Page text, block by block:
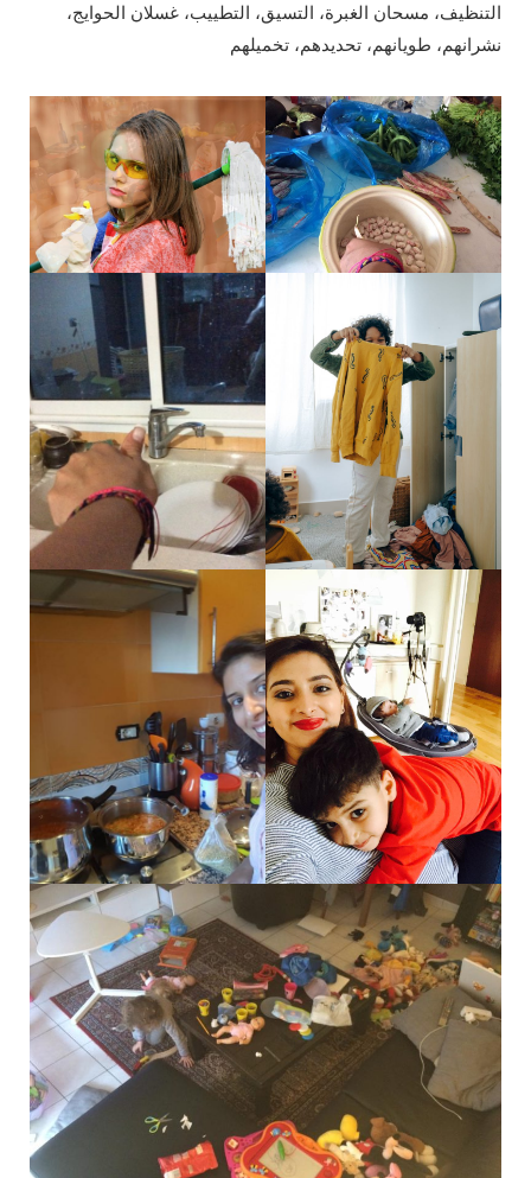
التنظيف، مسحان الغبرة، التسيق، التطييب، غسلان الحوايج،
نشرانهم، طويانهم، تحديدهم، تخميلهم